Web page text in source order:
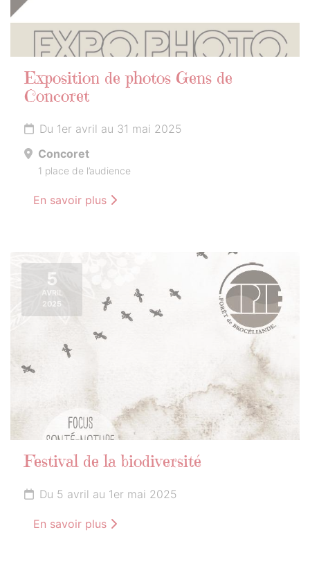
Exposition de photos Gens de
Concoret
Du 1er avril au 31 mai 2025
Concoret
1 place de l’audience
En savoir plus
5
AVRIL
2025
Festival de la biodiversité
Du 5 avril au 1er mai 2025
En savoir plus